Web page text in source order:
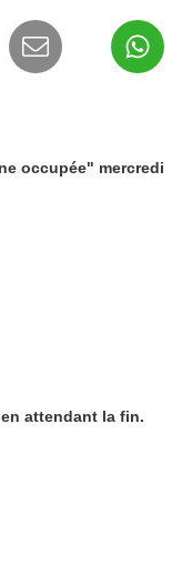
occupée" mercredi
attendant la fin.